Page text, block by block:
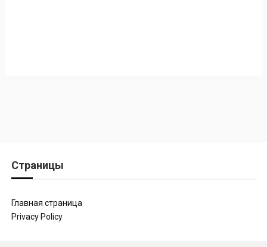
Страницы
Главная страница
Privacy Policy